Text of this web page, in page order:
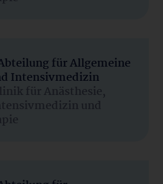
für Allgemeine
Intensivmedizin
für Anästhesie,
und